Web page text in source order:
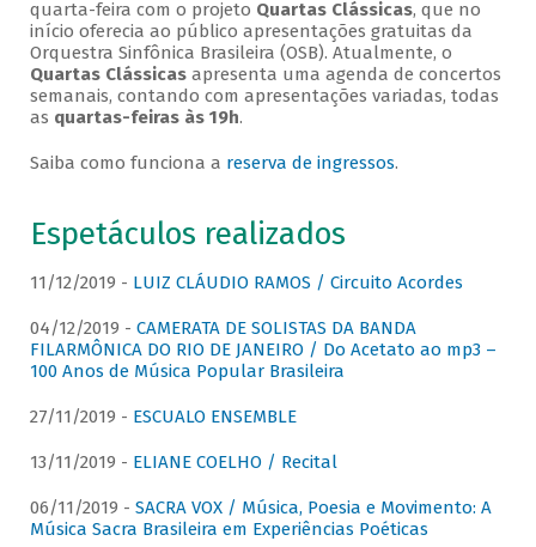
quarta-feira com o projeto Quartas Clássicas, que no
início oferecia ao público apresentações gratuitas da
Orquestra Sinfônica Brasileira (OSB). Atualmente, o
Quartas Clássicasapresenta uma agenda de concertos
semanais, contando com apresentações variadas, todas
as quartas-feiras às 19h.
Saiba como funciona a reserva de ingressos.
Espetáculos realizados
11/12/2019 - LUIZ CLÁUDIO RAMOS / Circuito Acordes
04/12/2019 - CAMERATA DE SOLISTAS DA BANDA
FILARMÔNICA DO RIO DE JANEIRO / Do Acetato ao mp3 –
100 Anos de Música Popular Brasileira
27/11/2019 - ESCUALO ENSEMBLE
13/11/2019 - ELIANE COELHO / Recital
06/11/2019 - SACRA VOX / Música, Poesia e Movimento: A
Música Sacra Brasileira em Experiências Poéticas